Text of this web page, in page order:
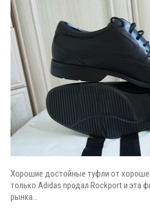
Хорошие достойные туфли от
только Adidas продал Rockport и эта
рынка...